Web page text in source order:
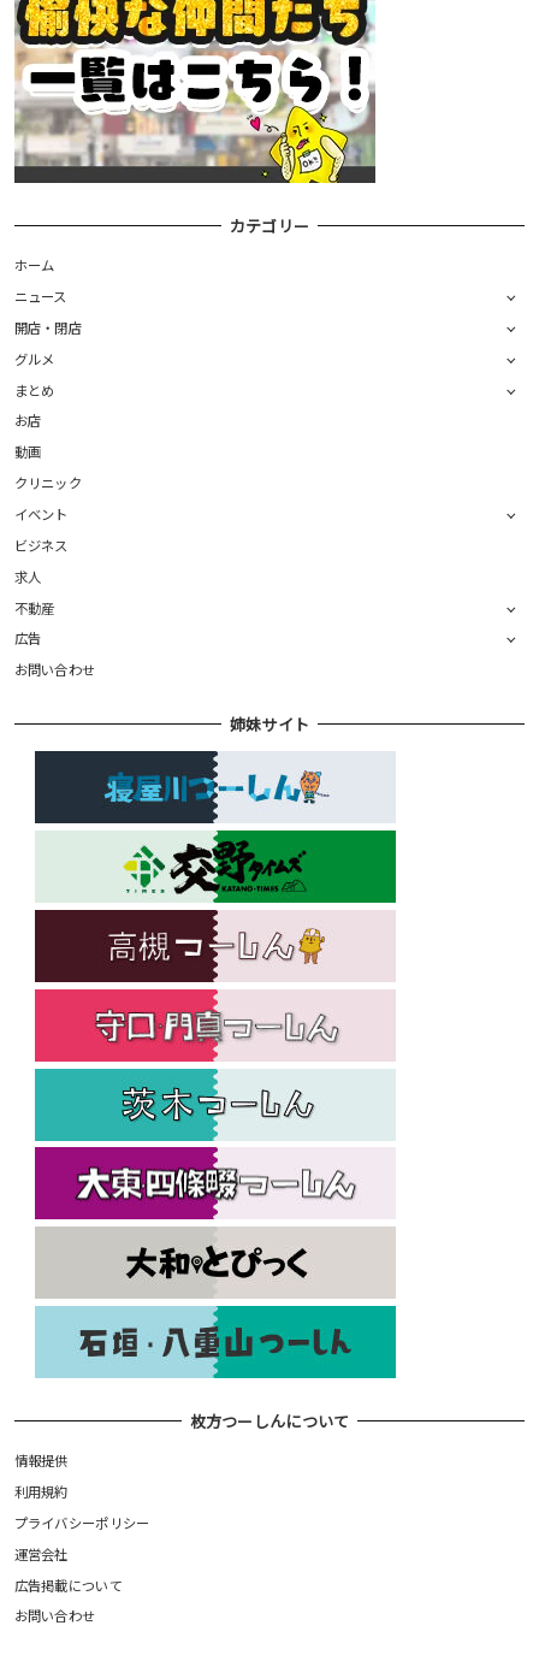
カテゴリー
ホーム
ニュース
開店・閉店
グルメ
まとめ
お店
動画
クリニック
イベント
ビジネス
求人
不動産
広告
お問い合わせ
姉妹サイト
枚方つーしんについて
情報提供
利用規約
プライバシーポリシー
運営会社
広告掲載について
お問い合わせ